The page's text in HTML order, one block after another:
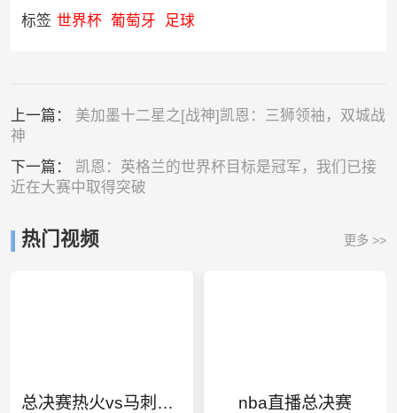
标签 世界杯 葡萄牙 足球
上一篇： 美加墨十二星之[战神]凯恩：三狮领袖，双城战
神
下一篇： 凯恩：英格兰的世界杯目标是冠军，我们已接
近在大赛中取得突破
热门视频 更多 >>
总决赛热火vs马刺录像 nba直播总决赛